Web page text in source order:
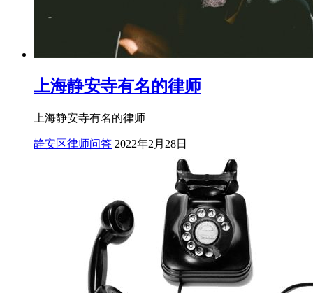
上海静安寺有名的律师
上海静安寺有名的律师
静安区律师问答 2022年2月28日